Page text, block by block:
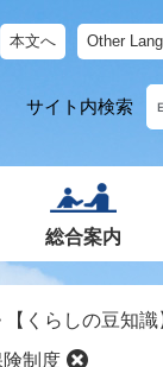
本文へ Other
サイト内検索
キ
ー
ワ
ド
総合案内
【くらしの豆知
険制度